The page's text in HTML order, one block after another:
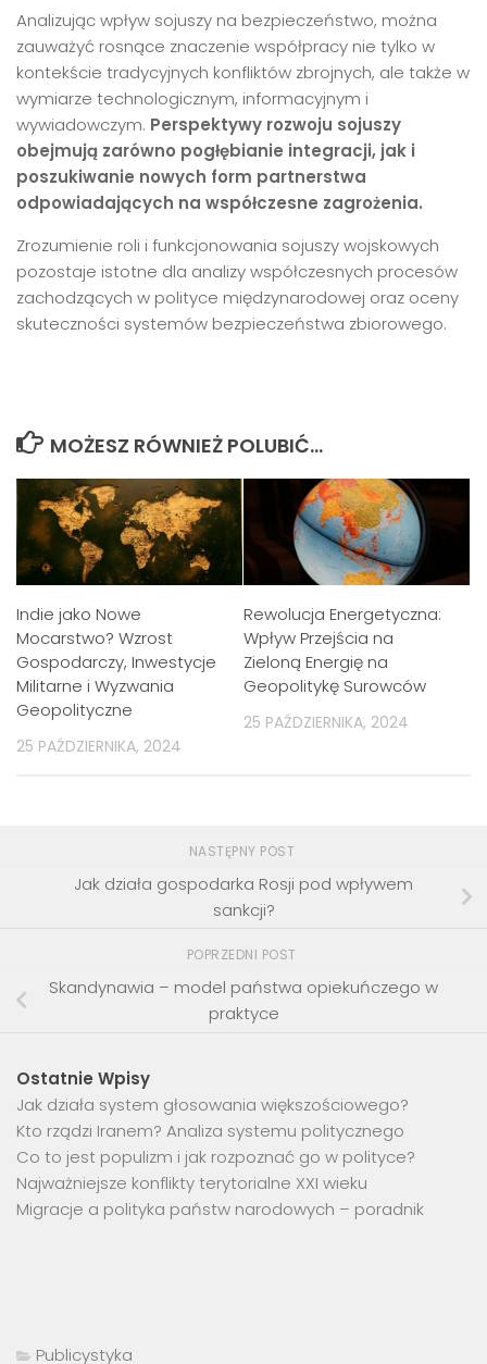
Analizując wpływ sojuszy na bezpieczeństwo, można
zauważyć rosnące znaczenie współpracy nie tylko w
kontekście tradycyjnych konfliktów zbrojnych, ale także w
wymiarze technologicznym, informacyjnym i
wywiadowczym. Perspektywy rozwoju sojuszy
obejmują zarówno pogłębianie integracji, jak i
poszukiwanie nowych form partnerstwa
odpowiadających na współczesne zagrożenia.
Zrozumienie roli i funkcjonowania sojuszy wojskowych
pozostaje istotne dla analizy współczesnych procesów
zachodzących w polityce międzynarodowej oraz oceny
skuteczności systemów bezpieczeństwa zbiorowego.
MOŻESZ RÓWNIEŻ POLUBIĆ…
Indie jako Nowe
Mocarstwo? Wzrost
Gospodarczy, Inwestycje
Militarne i Wyzwania
Geopolityczne
25 PAŹDZIERNIKA, 2024
Rewolucja Energetyczna:
Wpływ Przejścia na
Zieloną Energię na
Geopolitykę Surowców
25 PAŹDZIERNIKA, 2024
NASTĘPNY POST
Jak działa gospodarka Rosji pod wpływem
sankcji?
POPRZEDNI POST
Skandynawia – model państwa opiekuńczego w
praktyce
Ostatnie Wpisy
Jak działa system głosowania większościowego?
Kto rządzi Iranem? Analiza systemu politycznego
Co to jest populizm i jak rozpoznać go w polityce?
Najważniejsze konflikty terytorialne XXI wieku
Migracje a polityka państw narodowych – poradnik
Publicystyka